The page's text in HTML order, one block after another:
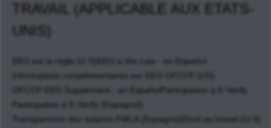
TRAVAIL (APPLICABLE AUX ETATS-
UNIS)
EEO est la règle (U.S)
EEO is the Law - en Español
Informations complémentaires sur EEO OFCCP (US)
OFCCP EEO Supplement - en Español
Participation à E-Verify
Participation à E-Verify (Espagnol)
Transparence des salaires FMLA (Espagnol)
Droit au travail (U.S)